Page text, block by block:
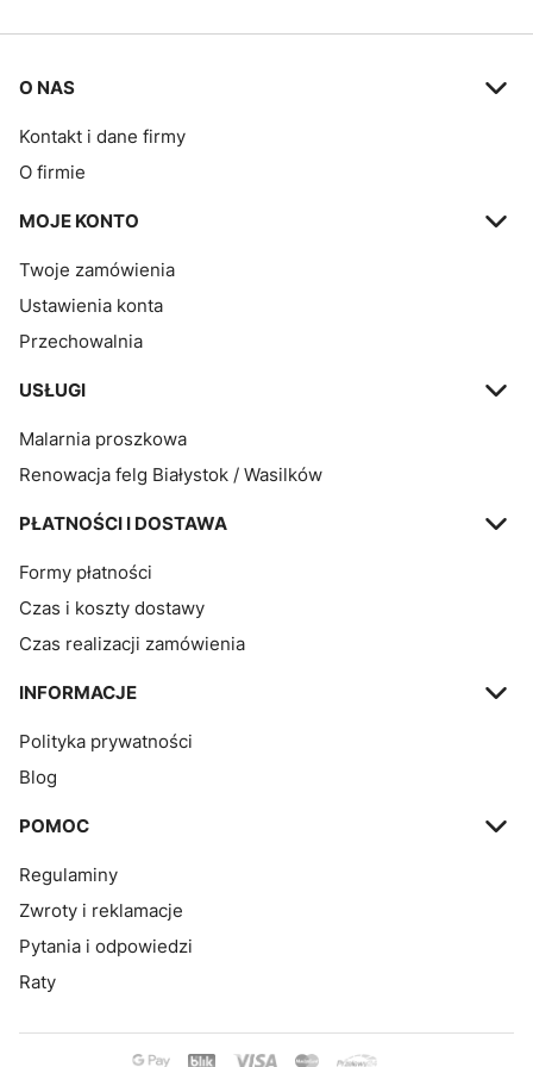
Linki w stopce
O NAS
Kontakt i dane firmy
O firmie
MOJE KONTO
Twoje zamówienia
Ustawienia konta
Przechowalnia
USŁUGI
Malarnia proszkowa
Renowacja felg Białystok / Wasilków
PŁATNOŚCI I DOSTAWA
Formy płatności
Czas i koszty dostawy
Czas realizacji zamówienia
INFORMACJE
Polityka prywatności
Blog
POMOC
Regulaminy
Zwroty i reklamacje
Pytania i odpowiedzi
Raty